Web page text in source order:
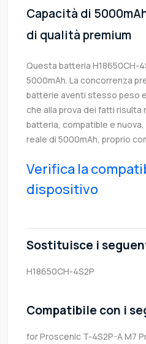
Capacità di
di qualità premium
Questa batteria H18650CH-
5000mAh. La concorrenza
batterie aventi stesso peso
che alla prova dei fatti risulta
batteria, compatible e
reale di 5000mAh, proprio
Verifica la
dispositivo
Sostituisce i
H18650CH-4S2P
Compatibile con i
for Proscenic T-4S2P-A M7